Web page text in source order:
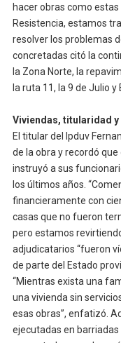
hacer obras como
Resistencia, estamos
resolver los problemas
concretadas citó la
la Zona Norte, la
la ruta 11, la 9 de Julio y
Viviendas, titularidad
El titular del Ipduv
de la obra y recordó
instruyó a sus
los últimos años.
financieramente con
casas que no fueron
pero estamos
adjudicatarios “fueron
de parte del Estado
“Mientras exista una
una vivienda sin
esas obras”, enfatizó.
ejecutadas en